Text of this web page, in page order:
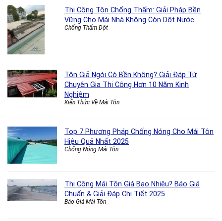
Thi Công Tôn Chống Thấm: Giải Pháp Bền
Vững Cho Mái Nhà Không Còn Dột Nước
Chống Thấm Dột
Tôn Giả Ngói Có Bền Không? Giải Đáp Từ
Chuyên Gia Thi Công Hơn 10 Năm Kinh
Nghiệm
Kiến Thức Về Mái Tôn
Top 7 Phương Pháp Chống Nóng Cho Mái Tôn
Hiệu Quả Nhất 2025
Chống Nóng Mái Tôn
Thi Công Mái Tôn Giá Bao Nhiêu? Báo Giá
Chuẩn & Giải Đáp Chi Tiết 2025
Báo Giá Mái Tôn